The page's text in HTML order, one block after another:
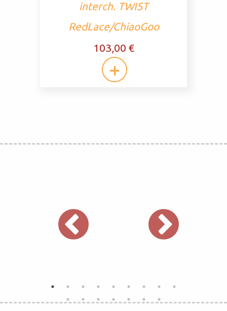
interch. TWIST
RedLace/ChiaoGoo
103,00 €